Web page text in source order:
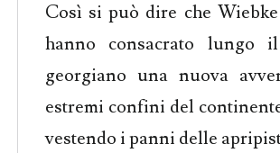
Così si può dire che
hanno consacrato lungo il
georgiano una nuova
estremi confini del
vestendo i panni delle